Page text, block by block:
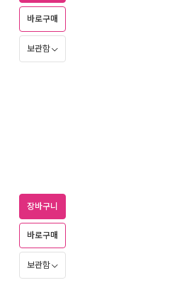
바로구매
보관함
장바구니
바로구매
보관함